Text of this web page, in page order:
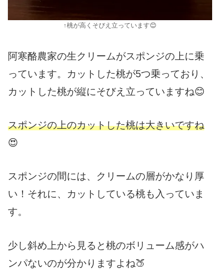
↑桃が高くそびえ立っています😊
阿寒酪農家の生クリームがスポンジの上に乗
っています。カットした桃が5つ乗っており、
カットした桃が縦にそびえ立っていますね😊
スポンジの上のカットした桃は大きいですね
😍
スポンジの間には、クリームの層がかなり厚
い！それに、カットしている桃も入っていま
す。
少し斜め上から見ると桃のボリューム感がハ
ンパないのが分かりますよね🍑